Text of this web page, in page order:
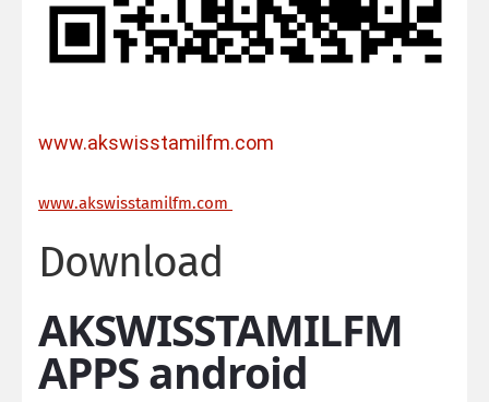
www.akswisstamilfm.com
www.akswisstamilfm.com
Download
AKSWISSTAMILFM
APPS android